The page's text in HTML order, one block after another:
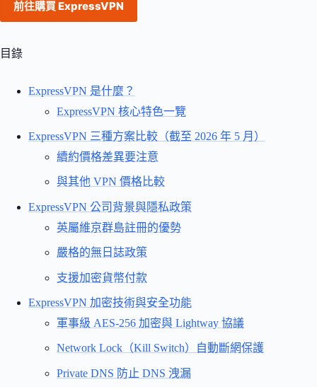
前往購買 ExpressVPN
目錄
ExpressVPN 是什麼？
ExpressVPN 核心特色一覽
ExpressVPN 三種方案比較（截至 2026 年 5 月）
續約價格差異要注意
與其他 VPN 價格比較
ExpressVPN 公司背景與隱私政策
英屬維京群島註冊的優勢
嚴格的無日誌政策
支援加密貨幣付款
ExpressVPN 加密技術與安全功能
軍事級 AES-256 加密與 Lightway 協議
Network Lock（Kill Switch）自動斷網保護
Private DNS 防止 DNS 洩漏